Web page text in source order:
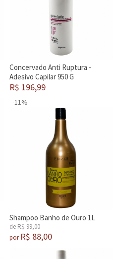
Concervado Anti Ruptura -
Adesivo Capilar 950 G
R$ 196,99
-11%
Shampoo Banho de Ouro 1L
de R$ 99,00
por R$ 88,00